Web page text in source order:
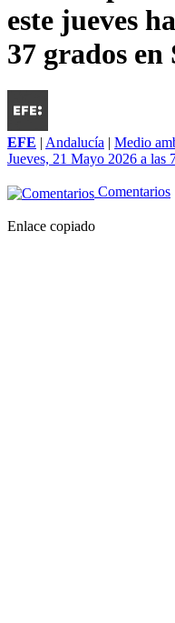
este jueves
37 grados en
EFE | Andalucía | Medio
Jueves, 21 Mayo 2026 a las
Comentarios
Enlace copiado